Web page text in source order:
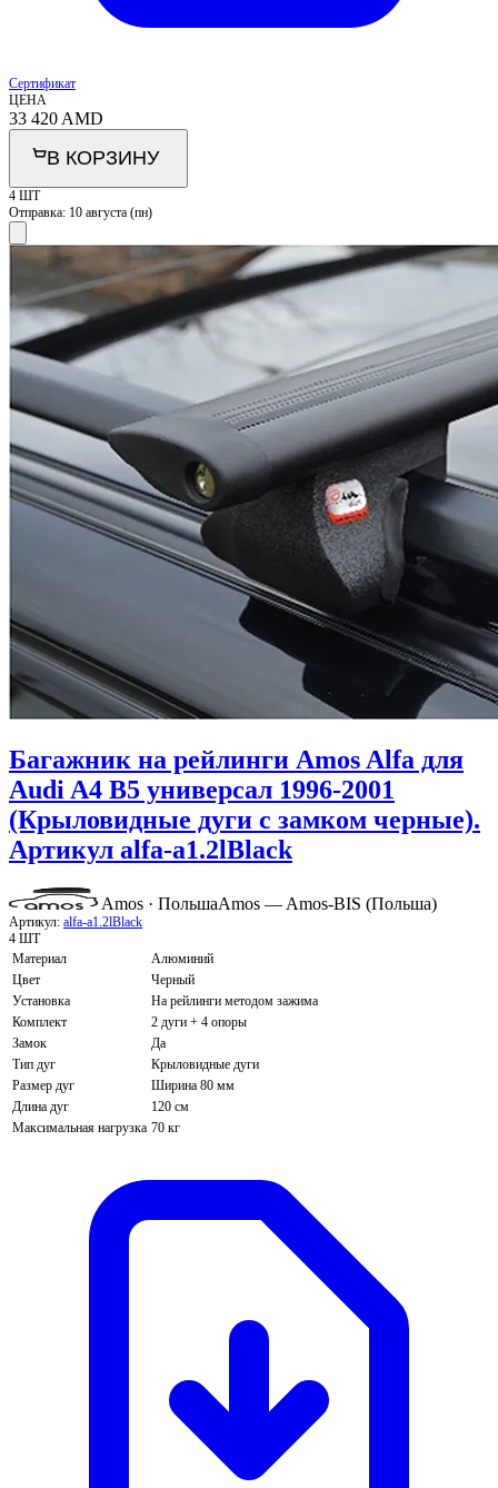
Сертификат
ЦЕНА
33 420 AMD
В КОРЗИНУ
4 ШТ
Отправка: 10 августа (пн)
Багажник на рейлинги Amos Alfa для
Audi A4 B5 универсал 1996-2001
(Крыловидные дуги с замком черные).
Артикул alfa-a1.2lBlack
Amos · ПольшаAmos — Amos-BIS (Польша)
Артикул: alfa-a1.2lBlack
4 ШТ
Материал
Алюминий
Цвет
Черный
Установка
На рейлинги методом зажима
Комплект
2 дуги + 4 опоры
Замок
Да
Тип дуг
Крыловидные дуги
Размер дуг
Ширина 80 мм
Длина дуг
120 см
Максимальная нагрузка 70 кг